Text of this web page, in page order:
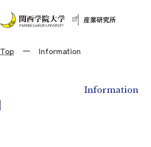
産業研究所
Top Information
Information